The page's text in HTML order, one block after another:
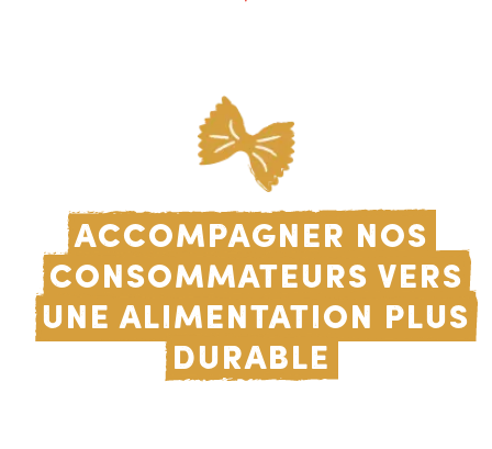
Accompagner nos
consommateurs vers
une alimentation plus
durable